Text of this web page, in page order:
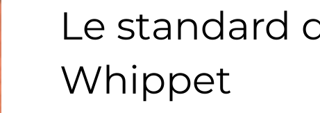
Le standard
Whippet